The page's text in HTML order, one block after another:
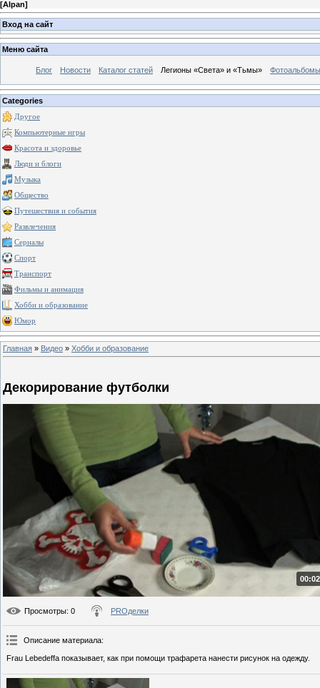
[Alpan]
Вход на сайт
Меню сайта
Блог Новости Каталог статей Легионы «Света» и «Тьмы» Фотоальбомы
Categories
Другое
Компьютерные игры
Красота и здоровье
Люди и блоги
Музыка
Общество
Путешествия и события
Развлечения
Сериалы
Спорт
Транспорт
Фильмы и анимация
Хобби и образование
Юмор
Главная » Видео » Хобби и образование
Декорирование футболки
Просмотры: 0 PROделки
Описание материала:
Frau Lebedeffa показывает, как при помощи трафарета нанести рисунок на одежду.